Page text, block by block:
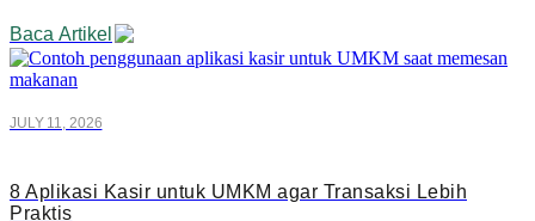
Baca Artikel
JULY 11, 2026
8 Aplikasi Kasir untuk UMKM agar Transaksi Lebih
Praktis